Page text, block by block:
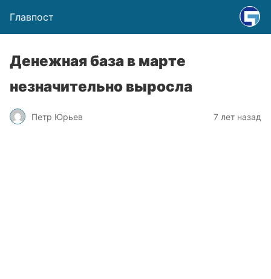
Главпост
Денежная база в марте
незначительно выросла
Петр Юрьев 7 лет назад